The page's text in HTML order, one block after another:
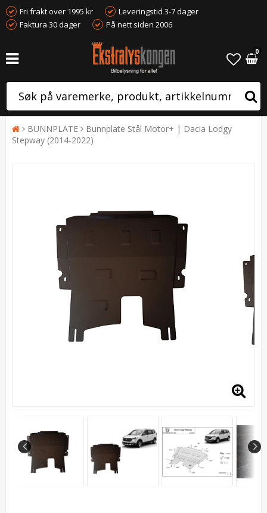
Fri frakt over 1995 kr
Leveringstid 3-7 dager
Faktura 30 dager
På nett siden 2006
0
BUNNPLATE
Bunnplate Stål Motor+ | Dacia Lodgy
Stepway (2014-2022)